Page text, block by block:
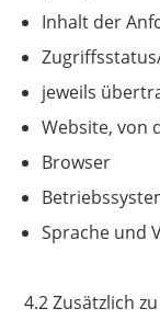
Inhalt der
jeweils
Website, von
Browser
Sprache und
4.2 Zusätzlich